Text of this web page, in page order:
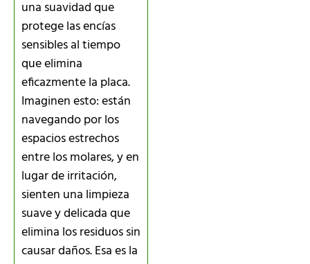
una suavidad que
protege las encías
sensibles al tiempo
que elimina
eficazmente la placa.
Imaginen esto: están
navegando por los
espacios estrechos
entre los molares, y en
lugar de irritación,
sienten una limpieza
suave y delicada que
elimina los residuos sin
causar daños. Esa es la